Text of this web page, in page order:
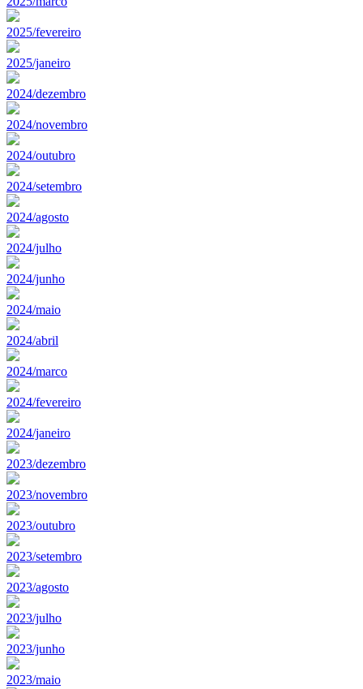
2025/fevereiro
2025/janeiro
2024/dezembro
2024/novembro
2024/outubro
2024/setembro
2024/agosto
2024/julho
2024/junho
2024/maio
2024/abril
2024/marco
2024/fevereiro
2024/janeiro
2023/dezembro
2023/novembro
2023/outubro
2023/setembro
2023/agosto
2023/julho
2023/junho
2023/maio